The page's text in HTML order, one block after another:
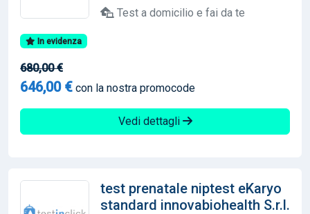
Test a domicilio e fai da te
In evidenza
680,00 €
646,00 € con la nostra promocode
Vedi dettagli
test prenatale niptest eKaryo
standard innovabiohealth S.r.l.